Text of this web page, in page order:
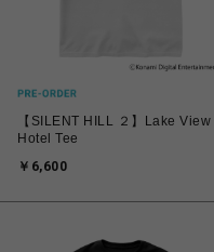
【SILENT HILL ２】Lake View
Hotel Tee
￥6,600